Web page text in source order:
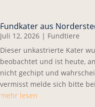
Fundkater aus
Juli 12, 2026 | Fundtiere
Dieser unkastrierte Kater
beobachtet und ist heute,
nicht gechipt und
vermisst melde sich bitte
mehr lesen